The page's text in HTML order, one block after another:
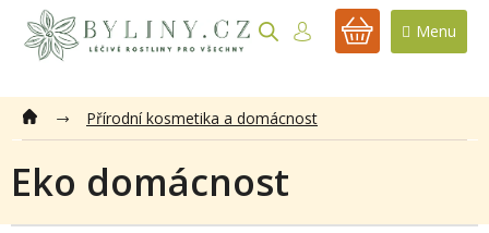
obsah
NÁKUPNÍ
Přírodní kosmetika a domácnost
Eko domácnost